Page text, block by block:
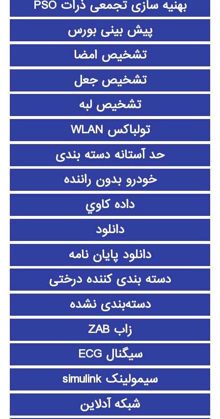
بهنیه سازی تجمعی ذرات PSO
پیش بینی بورس
تشخیص امضا
تشخیص جعل
تشخیص لبه
تولباکس WLAN
حد آستانه دسته بندی
خودرو بدون راننده
داده كاوي
دانلود
دانلود پايان نامه
دسته بندی کننده درختی
دسته‌بندی نشده
زاب ZAB
سیگنال ECG
سیمولینک simulink
شبکه آدلاین